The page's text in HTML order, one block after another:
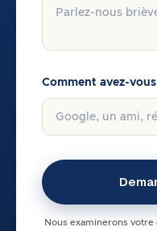
Comment avez-
Nous examinerons votre